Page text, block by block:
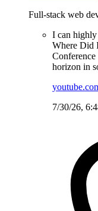
Full-stack web
I can
Where Did
horizon in
7/30/26,